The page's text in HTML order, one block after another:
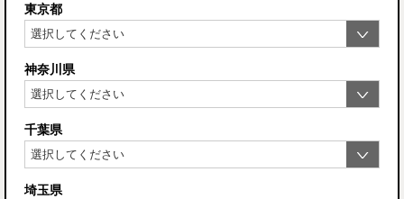
東京都
神奈川県
千葉県
埼玉県